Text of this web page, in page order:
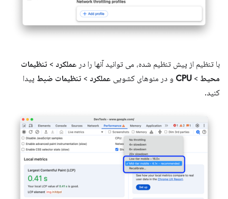
با تنظیم از پیش تنظیم شده، می توانید آنها را در عملکرد > تنظیمات
محیط >
CPU و در منوهای کشویی عملکرد > تنظیمات ضبط پیدا
کنید.